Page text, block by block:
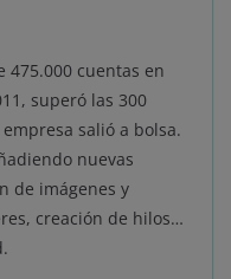
475.000 cuentas en
superó las 300
salió a bolsa.
nuevas
de imágenes y
creación de hilos…